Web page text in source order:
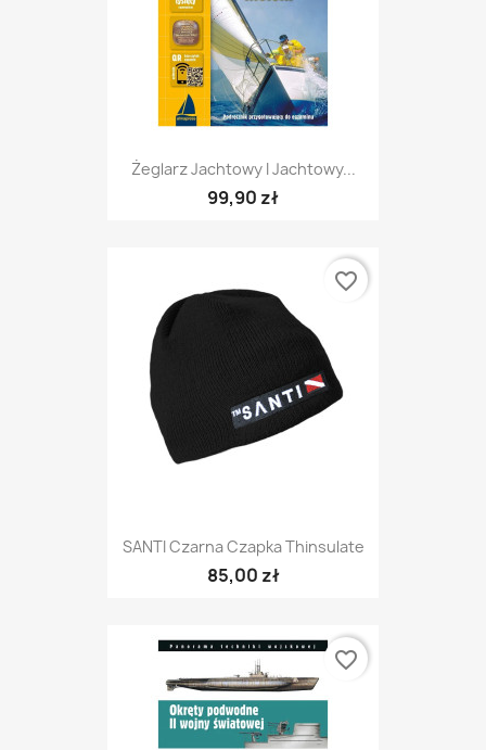
Żeglarz Jachtowy I Jachtowy...
99,90 zł
SANTI Czarna Czapka Thinsulate
85,00 zł
favorite_border
favorite_border